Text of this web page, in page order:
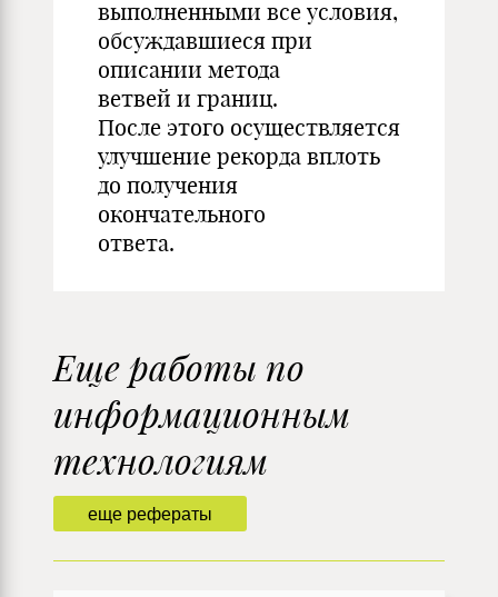
выполненными все условия,
обсуждавшиеся при
описании метода
ветвей и границ.
После этого осуществляется
улучшение рекорда вплоть
до получения
окончательного
ответа.
еще рефераты
Еще работы по
информационным
технологиям